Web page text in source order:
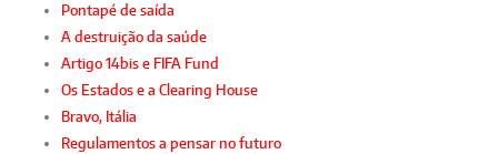
Pontapé de saída
A destruição da saúde
Artigo 14bis e FIFA Fund
Os Estados e a Clearing House
Bravo, Itália
Regulamentos a pensar no futuro